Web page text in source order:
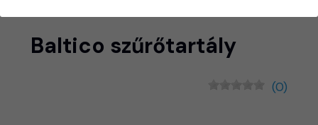
Baltico szűrőtartály
(0)